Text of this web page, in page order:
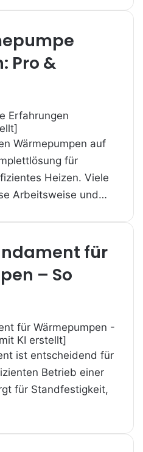
Pro &
Wärmepumpen auf
für
Heizen. Viele
Arbeitsweise und…
für
– So
ist entscheidend für
Betrieb einer
für Standfestigkeit,